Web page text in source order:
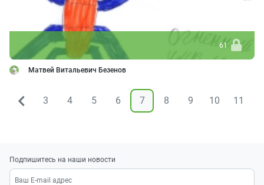
61
Матвей Витальевич Безенов
&larr;
3 4 5 6 7 8 9 10 11
Подпишитесь на наши новости